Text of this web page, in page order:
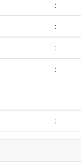
:
:
:
:
: